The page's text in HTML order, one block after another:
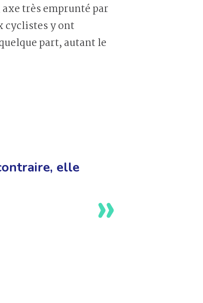
très emprunté par
cyclistes y ont
part, autant le
elle